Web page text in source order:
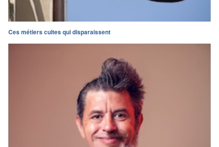
Ces métiers cultes qui disparaissent